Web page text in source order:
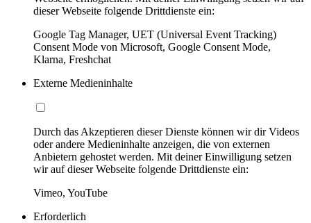
dieser Webseite folgende Drittdienste ein:
Google Tag Manager, UET (Universal Event Tracking)
Consent Mode von Microsoft, Google Consent Mode,
Klarna, Freshchat
Externe Medieninhalte
Durch das Akzeptieren dieser Dienste können wir dir Videos
oder andere Medieninhalte anzeigen, die von externen
Anbietern gehostet werden. Mit deiner Einwilligung setzen
wir auf dieser Webseite folgende Drittdienste ein:
Vimeo, YouTube
Erforderlich